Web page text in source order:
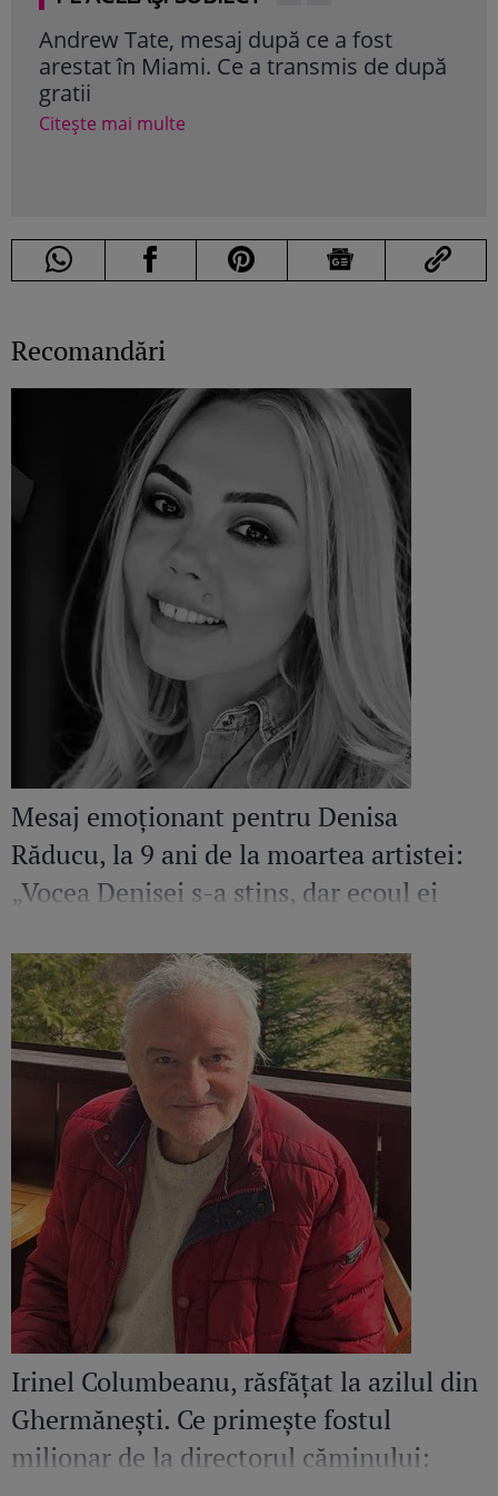
Andrew Tate, mesaj după ce a fost
arestat în Miami. Ce a transmis de după
gratii
Citește mai multe
Recomandări
Mesaj emoționant pentru Denisa
Răducu, la 9 ani de la moartea artistei:
„Vocea Denisei s-a stins, dar ecoul ei
Irinel Columbeanu, răsfățat la azilul din
Ghermănești. Ce primește fostul
milionar de la directorul căminului: